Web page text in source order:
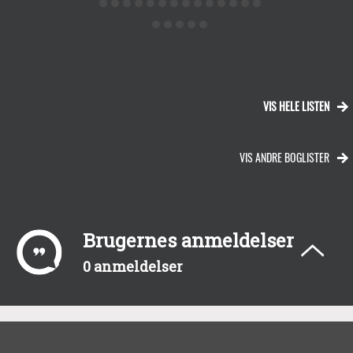
VIS HELE LISTEN
VIS ANDRE BOGLISTER
Brugernes anmeldelser
0 anmeldelser